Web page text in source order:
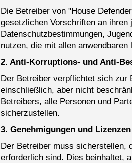
Die Betreiber von "House
gesetzlichen Vorschriften an
Datenschutzbestimmungen,
nutzen, die mit allen
2. Anti-Korruptions- und Anti-
Der Betreiber verpflichtet sich zur
einschließlich, aber nicht
Betreibers, alle Personen und
sicherzustellen.
3. Genehmigungen und Lizenzen
Der Betreiber muss sicherstellen,
erforderlich sind. Dies beinhaltet,